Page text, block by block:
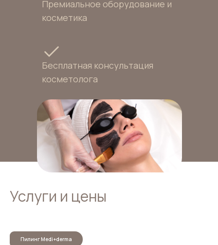
Премиальное оборудование и
косметика
Бесплатная консультация
косметолога
Услуги и цены
Пилинг Medi+derma